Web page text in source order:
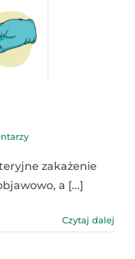
zakażenie
a [...]
Czytaj dalej